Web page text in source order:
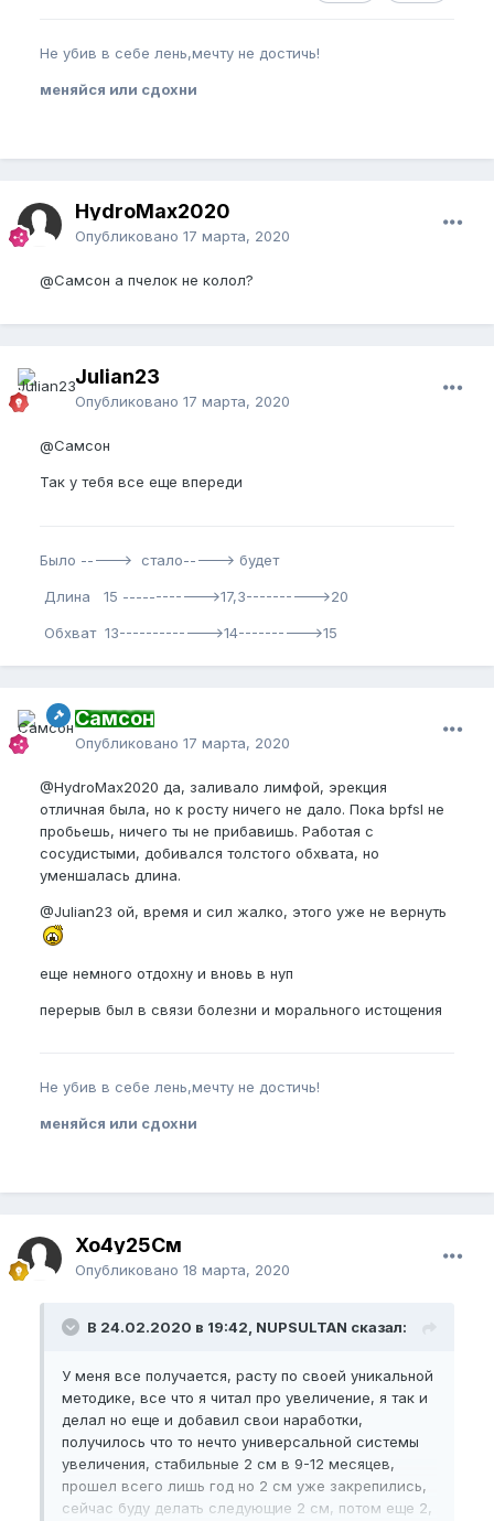
Не убив в себе лень,мечту не достичь!
меняйся или сдохни
HydroMax2020
Опубликовано 17 марта, 2020
@Самсон а пчелок не колол?
Julian23
Опубликовано 17 марта, 2020
@Самсон
Так у тебя все еще впереди
Было -----> стало-----> будет
Длина 15 ------------>17,3---------->20
Обхват 13------------->14---------->15
Самсон
Опубликовано 17 марта, 2020
@HydroMax2020 да, заливало лимфой, эрекция
отличная была, но к росту ничего не дало. Пока bpfsl не
пробьешь, ничего ты не прибавишь. Работая с
сосудистыми, добивался толстого обхвата, но
уменшалась длина.
@Julian23 ой, время и сил жалко, этого уже не вернуть
еще немного отдохну и вновь в нуп
перерыв был в связи болезни и морального истощения
Не убив в себе лень,мечту не достичь!
меняйся или сдохни
Хо4у25См
Опубликовано 18 марта, 2020
В 24.02.2020 в 19:42, NUPSULTAN сказал:
У меня все получается, расту по своей уникальной
методике, все что я читал про увеличение, я так и
делал но еще и добавил свои наработки,
получилось что то нечто универсальной системы
увеличения, стабильные 2 см в 9-12 месяцев,
прошел всего лишь год но 2 см уже закрепились,
сейчас буду делать следующие 2 см, потом еще 2,